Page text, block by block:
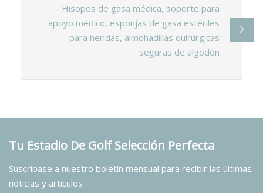
Hisopos de gasa médica, soporte para
apoyo médico, esponjas de gasa estériles
para heridas, almohadillas quirúrgicas
seguras de algodón
Tu Estadio De Golf Selección Perfecta
Suscríbase a nuestro boletín mensual para recibir las últimas
noticias y artículos